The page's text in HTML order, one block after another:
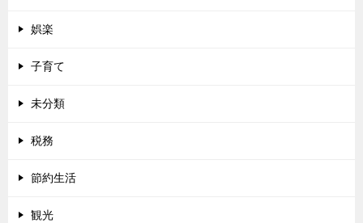
娯楽
子育て
未分類
税務
節約生活
観光